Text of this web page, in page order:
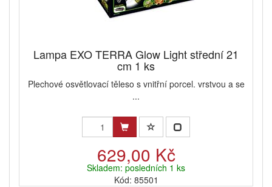
Lampa EXO TERRA Glow Light střední 21
cm 1 ks
Plechové osvětlovací těleso s vnitřní porcel. vrstvou a se
...
629,00 Kč
Skladem: posledních 1 ks
Kód: 85501